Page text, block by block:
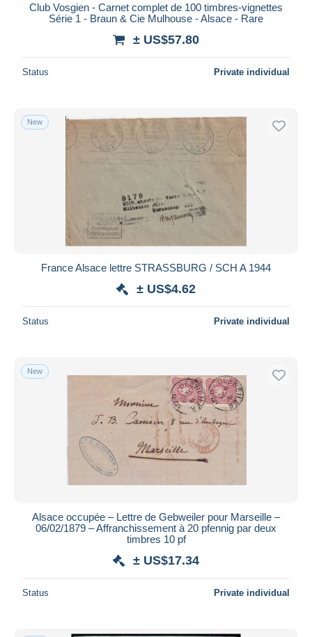
Club Vosgien - Carnet complet de 100 timbres-vignettes
Série 1 - Braun & Cie Mulhouse - Alsace - Rare
± US$57.80
Status Private individual
New
France Alsace lettre STRASSBURG / SCH A 1944
± US$4.62
Status Private individual
New
Alsace occupée – Lettre de Gebweiler pour Marseille –
06/02/1879 – Affranchissement à 20 pfennig par deux
timbres 10 pf
± US$17.34
Status Private individual